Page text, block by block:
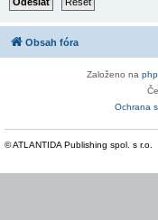
Obsah fóra
Založeno na
Ochrana
© ATLANTIDA Publishing spol. s